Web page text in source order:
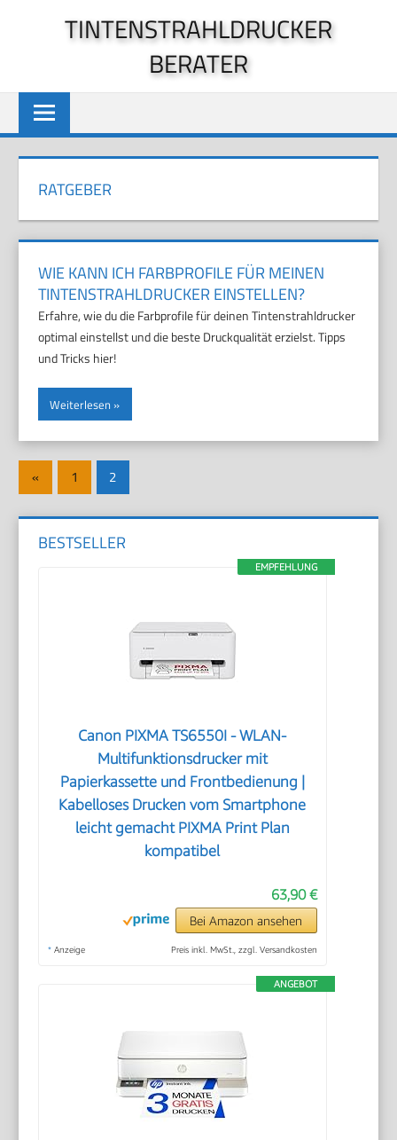
TINTENSTRAHLDRUCKER
BERATER
RATGEBER
WIE KANN ICH FARBPROFILE FÜR MEINEN
TINTENSTRAHLDRUCKER EINSTELLEN?
Erfahre, wie du die Farbprofile für deinen Tintenstrahldrucker
optimal einstellst und die beste Druckqualität erzielst. Tipps
und Tricks hier!
Weiterlesen
Seitennummerierung
der
Beiträge
«Vorherige
Beiträge
1 2
BESTSELLER
EMPFEHLUNG
Canon PIXMA TS6550I - WLAN-
Multifunktionsdrucker mit
Papierkassette und Frontbedienung |
Kabelloses Drucken vom Smartphone
leicht gemacht PIXMA Print Plan
kompatibel
63,90 €
Bei Amazon ansehen
* Anzeige Preis inkl. MwSt., zzgl. Versandkosten
ANGEBOT